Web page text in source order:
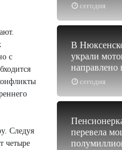
с
Следуя
четыре
сегодня
сегодня
В
украли
направлено
перевела